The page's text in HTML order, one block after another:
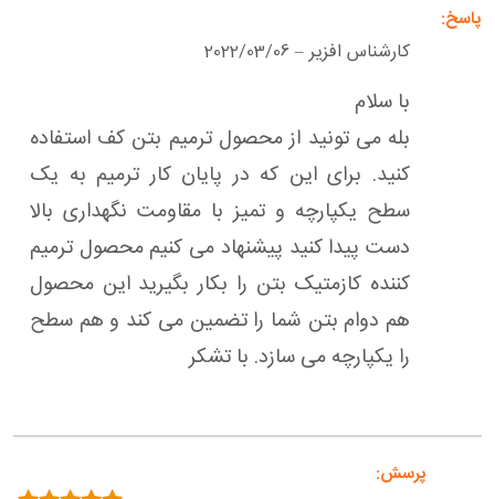
کارشناس افزیر–
2022/03/06
با سلام
بله می تونید از محصول ترمیم بتن کف استفاده
کنید. برای این که در پایان کار ترمیم به یک
سطح یکپارچه و تمیز با مقاومت نگهداری بالا
دست پیدا کنید پیشنهاد می کنیم محصول ترمیم
کننده کازمتیک بتن را بکار بگیرید این محصول
هم دوام بتن شما را تضمین می کند و هم سطح
را یکپارچه می سازد. با تشکر